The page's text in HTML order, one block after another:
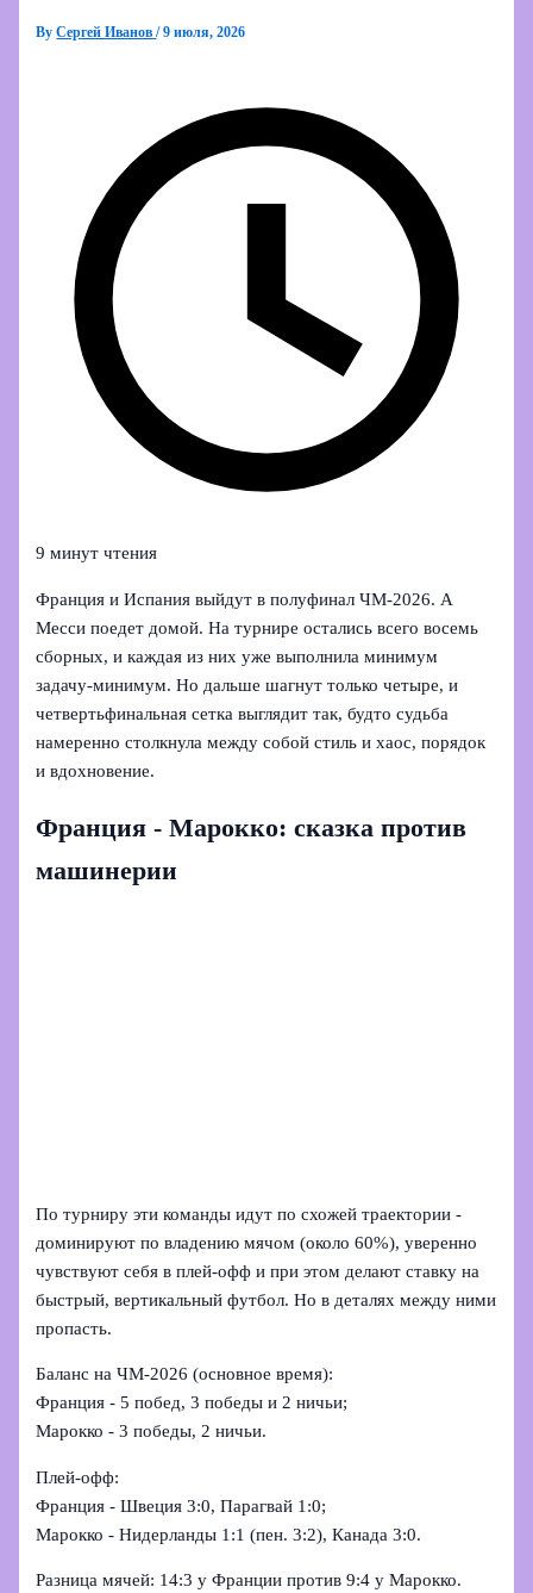
ByСергей Иванов/9 июля, 2026
9 минут чтения
Франция и Испания выйдут в полуфинал ЧМ‑2026. А
Месси поедет домой. На турнире остались всего восемь
сборных, и каждая из них уже выполнила минимум
задачу‑минимум. Но дальше шагнут только четыре, и
четвертьфинальная сетка выглядит так, будто судьба
намеренно столкнула между собой стиль и хаос, порядок
и вдохновение.
Франция - Марокко: сказка против
машинерии
По турниру эти команды идут по схожей траектории -
доминируют по владению мячом (около 60%), уверенно
чувствуют себя в плей‑офф и при этом делают ставку на
быстрый, вертикальный футбол. Но в деталях между ними
пропасть.
Баланс на ЧМ‑2026 (основное время):
Франция - 5 побед, 3 победы и 2 ничьи;
Марокко - 3 победы, 2 ничьи.
Плей‑офф:
Франция - Швеция 3:0, Парагвай 1:0;
Марокко - Нидерланды 1:1 (пен. 3:2), Канада 3:0.
Разница мячей: 14:3 у Франции против 9:4 у Марокко.